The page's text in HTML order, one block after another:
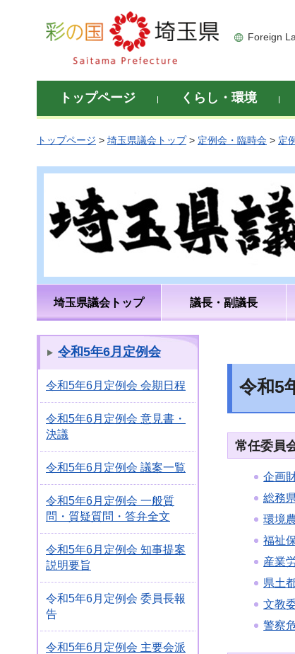
彩の国 埼玉県
Foreign
トップページ くらし・環境
トップページ > 埼玉県議会トップ> 定例会・臨時会 > 定
埼玉県議会トップ 議長・副議長
令和5年6月定例会
令和5年6月定例会 会期日程
令和5年6月定例会 意見書・
決議
令和5年6月定例会 議案一覧
令和5年6月定例会 一般質
問・質疑質問・答弁全文
令和5年6月定例会 知事提案
説明要旨
令和5年6月定例会 委員長報
告
令和5年6月定例会 主要会派
令和5
常任委員
企画
総務
環境
福祉
産業
県土
文教
警察